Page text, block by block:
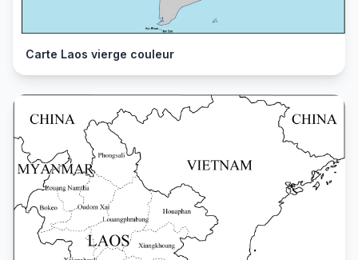
Carte Laos vierge couleur